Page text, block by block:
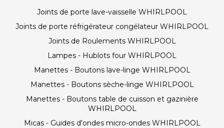
Joints de porte lave-vaisselle WHIRLPOOL
Joints de porte réfrigérateur congélateur WHIRLPOOL
Joints de Roulements WHIRLPOOL
Lampes - Hublots four WHIRLPOOL
Manettes - Boutons lave-linge WHIRLPOOL
Manettes - Boutons sèche-linge WHIRLPOOL
Manettes - Boutons table de cuisson et gazinière
WHIRLPOOL
Micas - Guides d'ondes micro-ondes WHIRLPOOL